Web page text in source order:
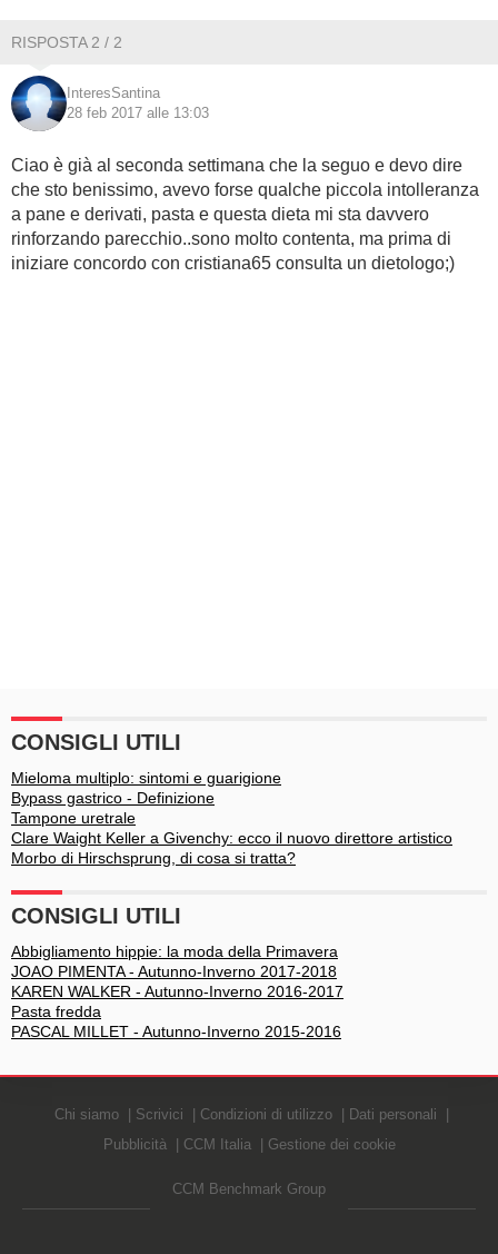
RISPOSTA 2 / 2
InteresSantina
28 feb 2017 alle 13:03
Ciao è già al seconda settimana che la seguo e devo dire
che sto benissimo, avevo forse qualche piccola intolleranza
a pane e derivati, pasta e questa dieta mi sta davvero
rinforzando parecchio..sono molto contenta, ma prima di
iniziare concordo con cristiana65 consulta un dietologo;)
CONSIGLI UTILI
Mieloma multiplo: sintomi e guarigione
Bypass gastrico - Definizione
Tampone uretrale
Clare Waight Keller a Givenchy: ecco il nuovo direttore artistico
Morbo di Hirschsprung, di cosa si tratta?
CONSIGLI UTILI
Abbigliamento hippie: la moda della Primavera
JOAO PIMENTA - Autunno-Inverno 2017-2018
KAREN WALKER - Autunno-Inverno 2016-2017
Pasta fredda
PASCAL MILLET - Autunno-Inverno 2015-2016
Chi siamo Scrivici Condizioni di utilizzo
Dati personali
Pubblicità
CCM Italia Gestione dei cookie
CCM Benchmark Group